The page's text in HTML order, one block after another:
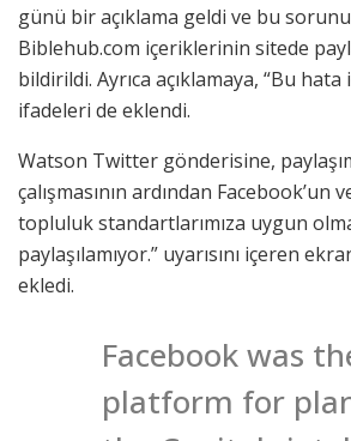
günü bir açıklama geldi ve bu
Biblehub.com içeriklerinin sitede
bildirildi. Ayrıca açıklamaya, “Bu
ifadeleri de eklendi.
Watson Twitter gönderisine,
çalışmasının ardından Facebook’un
topluluk standartlarımıza uygun
paylaşılamıyor.” uyarısını içeren
ekledi.
Facebook was
platform for